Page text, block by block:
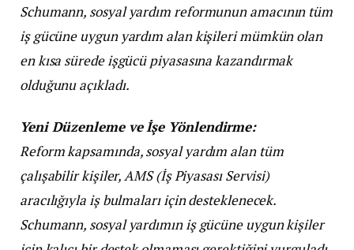
Schumann, sosyal yardım reformunun amacının tüm
iş gücüne uygun yardım alan kişileri mümkün olan
en kısa sürede işgücü piyasasına kazandırmak
olduğunu açıkladı.
Yeni Düzenleme ve İşe Yönlendirme:
Reform kapsamında, sosyal yardım alan tüm
çalışabilir kişiler, AMS (İş Piyasası Servisi)
aracılığıyla iş bulmaları için desteklenecek.
Schumann, sosyal yardımın iş gücüne uygun kişiler